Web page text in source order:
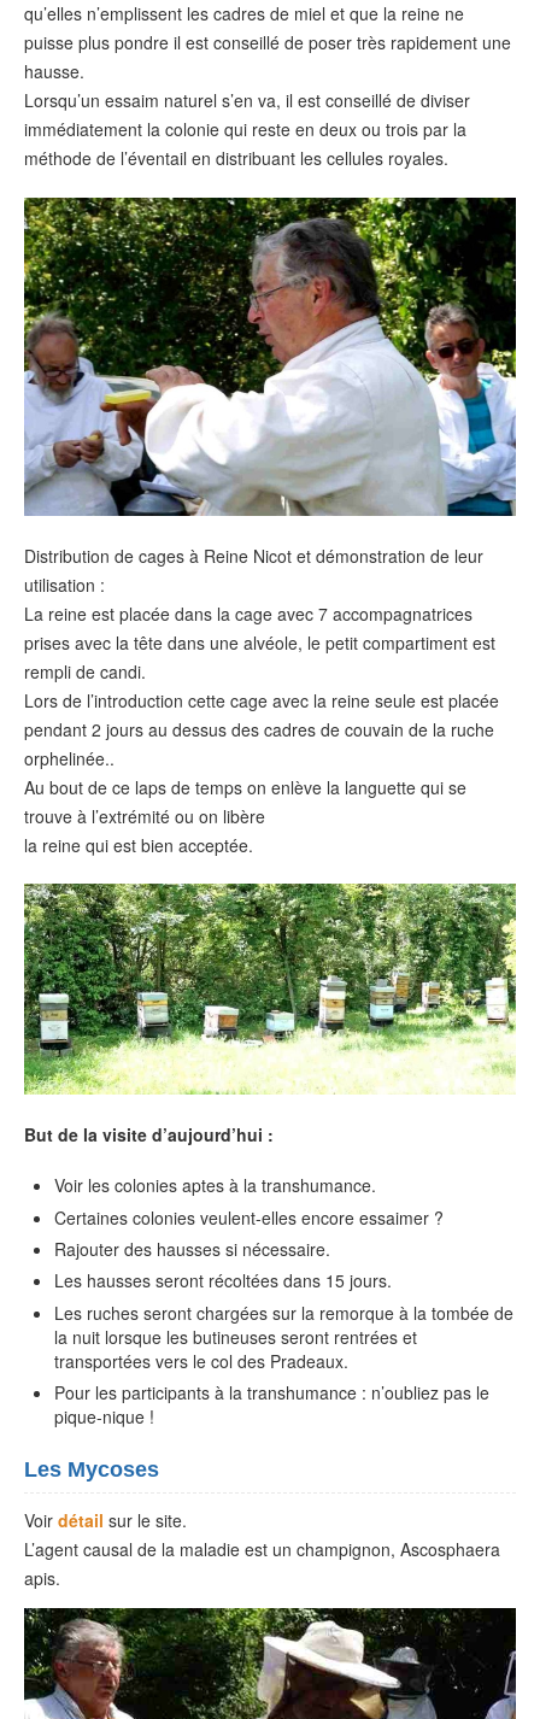
qu’elles n’emplissent les cadres de miel et que la reine ne
puisse plus pondre il est conseillé de poser très rapidement une
hausse.
Lorsqu’un essaim naturel s’en va, il est conseillé de diviser
immédiatement la colonie qui reste en deux ou trois par la
méthode de l’éventail en distribuant les cellules royales.
Distribution de cages à Reine Nicot et démonstration de leur
utilisation :
La reine est placée dans la cage avec 7 accompagnatrices
prises avec la tête dans une alvéole, le petit compartiment est
rempli de candi.
Lors de l’introduction cette cage avec la reine seule est placée
pendant 2 jours au dessus des cadres de couvain de la ruche
orphelinée..
Au bout de ce laps de temps on enlève la languette qui se
trouve à l’extrémité ou on libère
la reine qui est bien acceptée.
But de la visite d’aujourd’hui :
Voir les colonies aptes à la transhumance.
Certaines colonies veulent-elles encore essaimer ?
Rajouter des hausses si nécessaire.
Les hausses seront récoltées dans 15 jours.
Les ruches seront chargées sur la remorque à la tombée de
la nuit lorsque les butineuses seront rentrées et
transportées vers le col des Pradeaux.
Pour les participants à la transhumance : n’oubliez pas le
pique-nique !
Les Mycoses
Voir détail sur le site.
L’agent causal de la maladie est un champignon, Ascosphaera
apis.